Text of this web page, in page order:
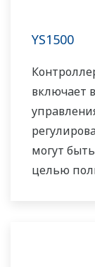
YS1500
включает
могут
целью